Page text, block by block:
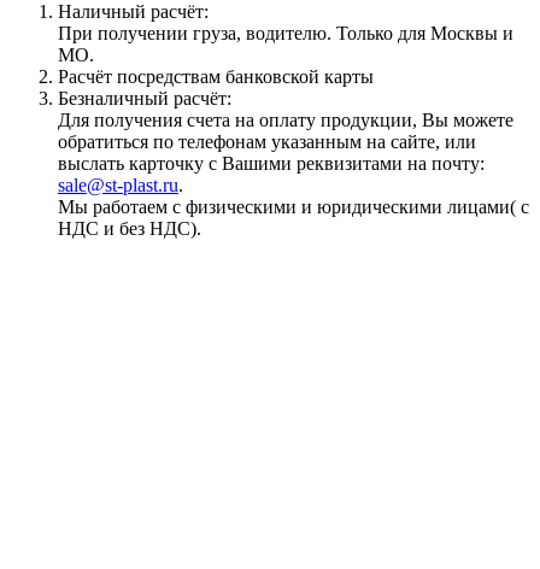
Наличный расчёт:
При получении груза, водителю. Только для Москвы и
МО.
Расчёт посредствам банковской карты
Безналичный расчёт:
Для получения счета на оплату продукции, Вы можете
обратиться по телефонам указанным на сайте, или
выслать карточку с Вашими реквизитами на почту:
sale@st-plast.ru.
Мы работаем с физическими и юридическими лицами( с
НДС и без НДС).